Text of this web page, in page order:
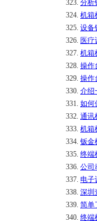
323. 分析
324. 机箱
325. 设备
326. 医
327. 机箱
328. 操作
329. 操作
330. 介绍
331. 如何
332. 通讯
333. 机箱
334. 钣金
335. 终端
336. 公司
337. 电子
338. 深圳
339. 简单
340. 终端